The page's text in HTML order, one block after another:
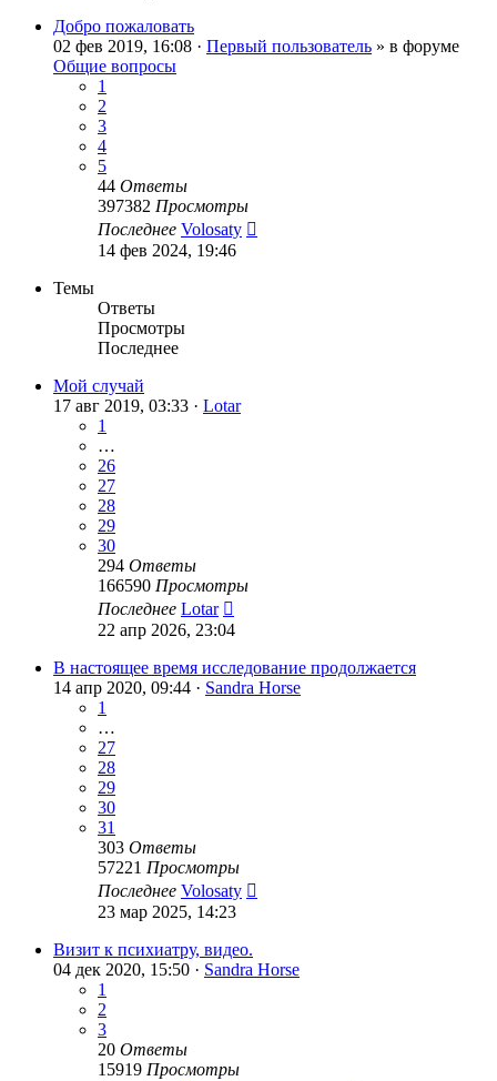
Добро пожаловать
02 фев 2019, 16:08 · Первый пользователь » в форуме
Общие вопросы
1
2
3
4
5
44 Ответы
397382 Просмотры
Последнее Volosaty
14 фев 2024, 19:46
Темы
Ответы
Просмотры
Последнее
Мой случай
17 авг 2019, 03:33 · Lotar
1
…
26
27
28
29
30
294 Ответы
166590 Просмотры
Последнее Lotar
22 апр 2026, 23:04
В настоящее время исследование продолжается
14 апр 2020, 09:44 · Sandra Horse
1
…
27
28
29
30
31
303 Ответы
57221 Просмотры
Последнее Volosaty
23 мар 2025, 14:23
Визит к психиатру, видео.
04 дек 2020, 15:50 · Sandra Horse
1
2
3
20 Ответы
15919 Просмотры